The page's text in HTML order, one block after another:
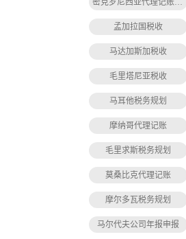
密克罗尼西亚代理记账办理
孟加拉国税收
马达加斯加税收
毛里塔尼亚税收
马耳他税务规划
摩纳哥代理记账
毛里求斯税务规划
莫桑比克代理记账
摩尔多瓦税务规划
马尔代夫公司年报申报